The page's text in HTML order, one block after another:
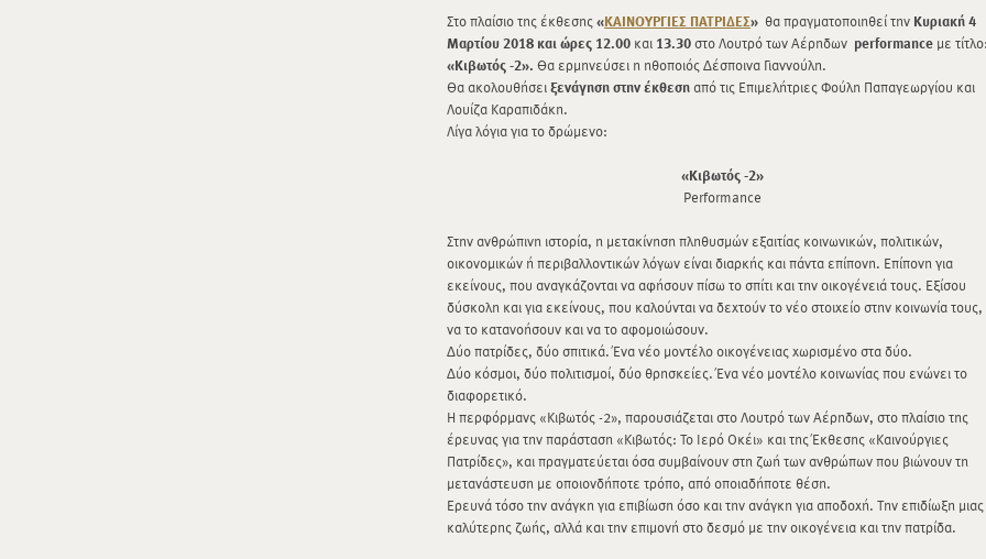
Στο πλαίσιο της έκθεσης«ΚΑΙΝΟΥΡΓΙΕΣ ΠΑΤΡΙΔΕΣ» θα πραγματοποιηθεί την Κυριακή 4
Μαρτίου 2018 και ώρες 12.00 και 13.30στο Λουτρό των Αέρηδων performance με
«Κιβωτός -2». Θα ερμηνεύσει η ηθοποιόςΔέσποινα Γιαννούλη.
Θα ακολουθήσειξενάγηση στην έκθεσηαπό τις Επιμελήτριες Φούλη Παπαγεωργίου και
Λουίζα Καραπιδάκη.
Λίγα λόγια για το δρώμενο:
«Κιβωτός -2»
Performance
Στην ανθρώπινη ιστορία, η μετακίνηση πληθυσμών εξαιτίας κοινωνικών, πολιτικών,
οικονομικών ή περιβαλλοντικών λόγων είναι διαρκής και πάντα επίπονη. Επίπονη για
εκείνους, που αναγκάζονται να αφήσουν πίσω το σπίτι και την οικογένειά τους. Εξίσου
δύσκολη και για εκείνους, που καλούνται να δεχτούν το νέο στοιχείο στην κοινωνία τους,
να το κατανοήσουν και να το αφομοιώσουν.
Δύο πατρίδες, δύο σπιτικά. Ένα νέο μοντέλο οικογένειας χωρισμένο στα δύο.
Δύο κόσμοι, δύο πολιτισμοί, δύο θρησκείες. Ένα νέο μοντέλο κοινωνίας που ενώνει το
διαφορετικό.
Η περφόρμανς «Κιβωτός -2», παρουσιάζεται στο Λουτρό των Αέρηδων, στο πλαίσιο της
έρευνας για την παράσταση «Κιβωτός: Το Ιερό Οκέι» και της Έκθεσης «Καινούργιες
Πατρίδες», και πραγματεύεται όσα συμβαίνουν στη ζωή των ανθρώπων που βιώνουν τη
μετανάστευση με οποιονδήποτε τρόπο, από οποιαδήποτε θέση.
Ερευνά τόσο την ανάγκη για επιβίωση όσο και την ανάγκη για αποδοχή. Την επιδίωξη μιας
καλύτερης ζωής, αλλά και την επιμονή στο δεσμό με την οικογένεια και την πατρίδα.